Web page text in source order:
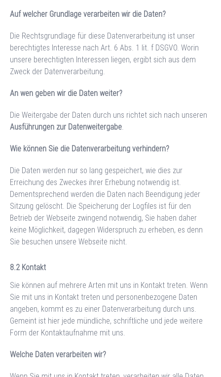
Auf welcher Grundlage verarbeiten wir die Daten?
Die Rechtsgrundlage für diese Datenverarbeitung ist unser
berechtigtes Interesse nach Art. 6 Abs. 1 lit. f DSGVO. Worin
unsere berechtigten Interessen liegen, ergibt sich aus dem
Zweck der Datenverarbeitung.
An wen geben wir die Daten weiter?
Die Weitergabe der Daten durch uns richtet sich nach unseren
Ausführungen zur Datenweitergabe.
Wie können Sie die Datenverarbeitung verhindern?
Die Daten werden nur so lang gespeichert, wie dies zur
Erreichung des Zweckes ihrer Erhebung notwendig ist.
Dementsprechend werden die Daten nach Beendigung jeder
Sitzung gelöscht. Die Speicherung der Logfiles ist für den
Betrieb der Webseite zwingend notwendig, Sie haben daher
keine Möglichkeit, dagegen Widerspruch zu erheben, es denn
Sie besuchen unsere Webseite nicht.
Kontakt
Sie können auf mehrere Arten mit uns in Kontakt treten. Wenn
Sie mit uns in Kontakt treten und personenbezogene Daten
angeben, kommt es zu einer Datenverarbeitung durch uns.
Gemeint ist hier jede mündliche, schriftliche und jede weitere
Form der Kontaktaufnahme mit uns.
Welche Daten verarbeiten wir?